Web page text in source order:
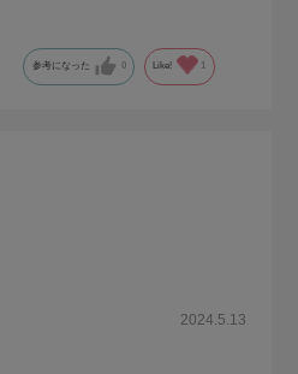
参考になった 0 Like! 1
2024.5.13